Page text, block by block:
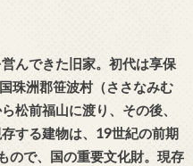
んできた旧家。初代は享保
珠洲郡笹波村（ささなみむ
松前福山に渡り、その後、
する建物は、19世紀の前期
ので、国の重要文化財。現存